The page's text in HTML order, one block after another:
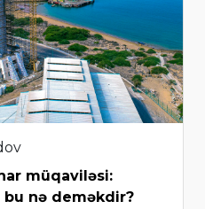
müqaviləsi:
bu nə deməkdir?